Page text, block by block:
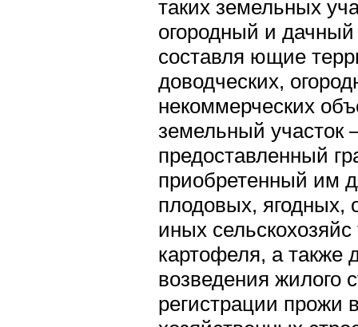
таких земельных
огородный и
составля ющие
доводческих,
некоммерческих
земельный участок
предоставленный
приобретенный им
плодовых,
иных
картофеля, а также
возведения жилого
регистрации прожи